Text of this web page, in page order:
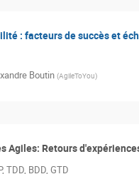
: facteurs de succès et
Boutin (AgileToYou)
Agiles: Retours
TDD, BDD, GTD